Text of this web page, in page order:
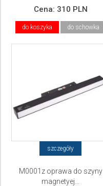
Cena: 310 PLN
do koszyka do schowka
szczegóły
M0001z oprawa do szyny
magnetyej...